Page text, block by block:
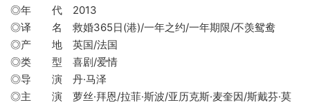
◎年 代 2013
◎译 名 救婚365日(港)/一年之约/一年期限/不羡鸳鸯
◎产 地 英国/法国
◎类 型 喜剧/爱情
◎导 演 丹·马泽
◎主 演 萝丝·拜恩/拉菲·斯波/亚历克斯·麦奎因/斯戴芬·莫